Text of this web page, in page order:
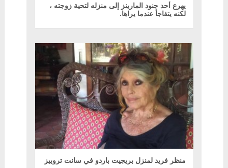
يهرع أحد جنود المارينز إلى منزله لتحية زوجته ،
لكنه يتفاجأ عندما يراها.
منظر فريد لمنزل بريجيت باردو في سانت تروبيز